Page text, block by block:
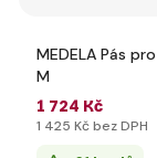
MEDELA Pás
M
1 724 Kč
1 425 Kč bez DPH